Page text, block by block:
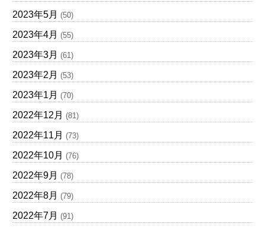
2023年5月 (50)
2023年4月 (55)
2023年3月 (61)
2023年2月 (53)
2023年1月 (70)
2022年12月 (81)
2022年11月 (73)
2022年10月 (76)
2022年9月 (78)
2022年8月 (79)
2022年7月 (91)